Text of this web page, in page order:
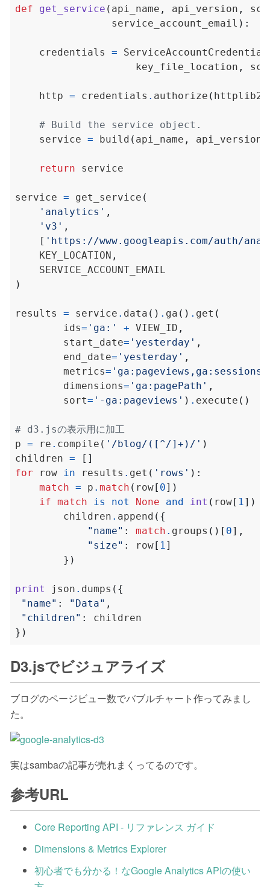
def get_service ( api_name , api_version ,
                service_account_email
):
    credentials
=
                    key_file_location
,
    http
= credentials . authorize ( httplib2
# Build the service object.
    service
= build ( api_name , api_version
return
service = get_service (
'analytics' ,
'v3' ,
[ 'https://www.googleapis.com/auth/
    KEY_LOCATION
,
)
results = service . data () . ga () . get (
        ids
= 'ga:' + VIEW_ID ,
        start_date
= 'yesterday' ,
        end_date
= 'yesterday' ,
        metrics
= 'ga:pageviews,ga:sessions'
        dimensions
= 'ga:pagePath' ,
        sort
= '-ga:pageviews' ) . execute ()
# d3.jsの表示用に加工
p = re . compile ( '/blog/([^/]+)/' )
children =
[]
for row in results . get ( 'rows' ):
match = p . match ( row[ 0])
if match is not None and int ( row[ 1])
        children
. append ({
"name" : match . groups ()[ 0],
"size" : row[ 1]
})
print json . dumps ({
"name" : "Data" ,
"children" :
})
D3.jsでビジュアライズ
ブログのページビュー数でバブルチャート作ってみまし
た。
実はsambaの記事が売れまくってるのです。
参考URL
Core Reporting API - リファレンス ガイド
Dimensions & Metrics Explorer
初心者でも分かる！なGoogle Analytics APIの使い